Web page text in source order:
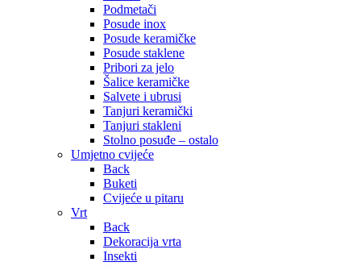
Podmetači
Posude inox
Posude keramičke
Posude staklene
Pribori za jelo
Šalice keramičke
Salvete i ubrusi
Tanjuri keramički
Tanjuri stakleni
Stolno posuđe – ostalo
Umjetno cvijeće
Back
Buketi
Cvijeće u pitaru
Vrt
Back
Dekoracija vrta
Insekti